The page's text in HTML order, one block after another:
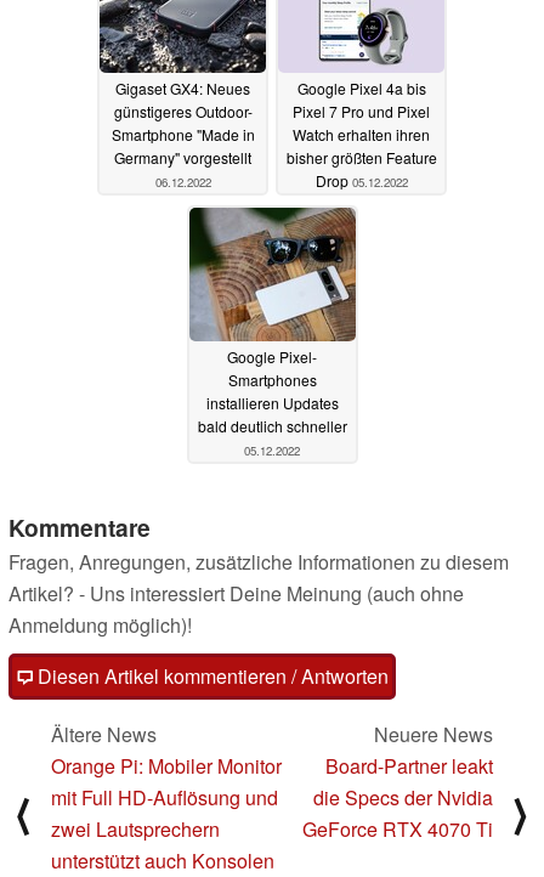
Gigaset GX4: Neues
günstigeres Outdoor-
Smartphone "Made in
Germany" vorgestellt
06.12.2022
Google Pixel 4a bis
Pixel 7 Pro und Pixel
Watch erhalten ihren
bisher größten Feature
Drop 05.12.2022
Google Pixel-
Smartphones
installieren Updates
bald deutlich schneller
05.12.2022
Kommentare
Fragen, Anregungen, zusätzliche Informationen zu diesem
Artikel? - Uns interessiert Deine Meinung (auch ohne
Anmeldung möglich)!
Diesen Artikel kommentieren / Antworten
⟨
Ältere News
Orange Pi: Mobiler Monitor
mit Full HD-Auflösung und
zwei Lautsprechern
unterstützt auch Konsolen
Neuere News
Board-Partner leakt
die Specs der Nvidia
GeForce RTX 4070 Ti
⟩